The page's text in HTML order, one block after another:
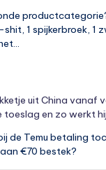
1 spijkerbroek, 1
uit China vanaf
toeslag en zo werkt hij
de Temu betaling
€70 bestek?